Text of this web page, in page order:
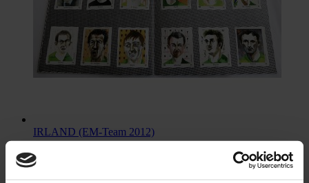
IRLAND (EM-Team 2012)
2,00 €